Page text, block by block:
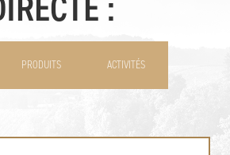
PRODUITS ACTIVITÉS